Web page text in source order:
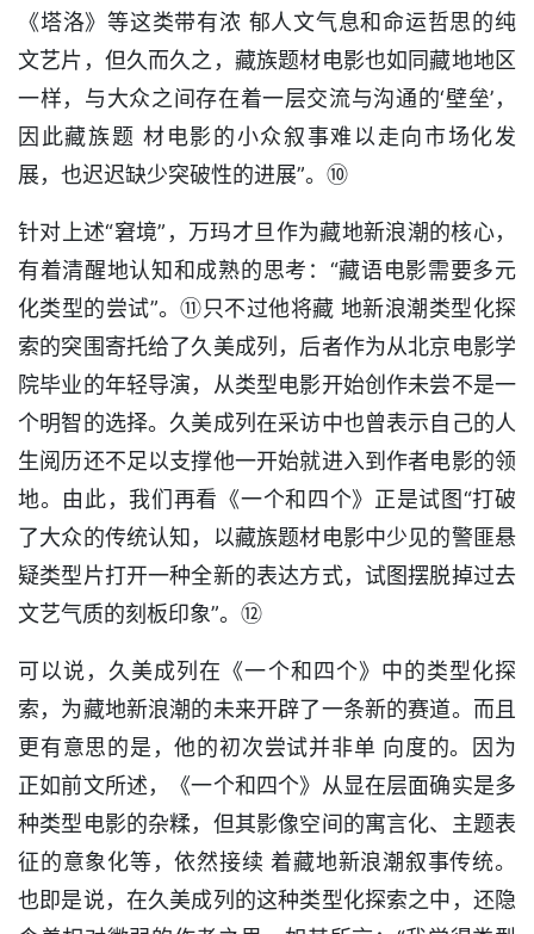
《塔洛》等这类带有浓 郁人文气息和命运哲思的纯
文艺片，但久而久之，藏族题材电影也如同藏地地区
一样，与大众之间存在着一层交流与沟通的‘壁垒’，
因此藏族题 材电影的小众叙事难以走向市场化发
展，也迟迟缺少突破性的进展”。⑩
针对上述“窘境”，万玛才旦作为藏地新浪潮的核心，
有着清醒地认知和成熟的思考：“藏语电影需要多元
化类型的尝试”。⑪只不过他将藏 地新浪潮类型化探
索的突围寄托给了久美成列，后者作为从北京电影学
院毕业的年轻导演，从类型电影开始创作未尝不是一
个明智的选择。久美成列在采访中也曾表示自己的人
生阅历还不足以支撑他一开始就进入到作者电影的领
地。由此，我们再看《一个和四个》正是试图“打破
了大众的传统认知，以藏族题材电影中少见的警匪悬
疑类型片打开一种全新的表达方式，试图摆脱掉过去
文艺气质的刻板印象”。⑫
可以说，久美成列在《一个和四个》中的类型化探
索，为藏地新浪潮的未来开辟了一条新的赛道。而且
更有意思的是，他的初次尝试并非单 向度的。因为
正如前文所述，《一个和四个》从显在层面确实是多
种类型电影的杂糅，但其影像空间的寓言化、主题表
征的意象化等，依然接续 着藏地新浪潮叙事传统。
也即是说，在久美成列的这种类型化探索之中，还隐